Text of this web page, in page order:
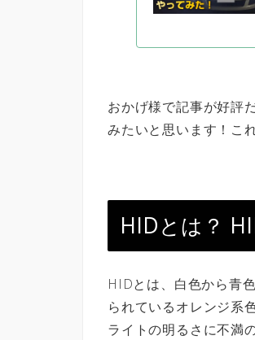
おかげ様で記事が好評
みたいと思います！こ
HIDとは？
HIDとは、白色から青
られているオレンジ系
ライトの明るさに不満